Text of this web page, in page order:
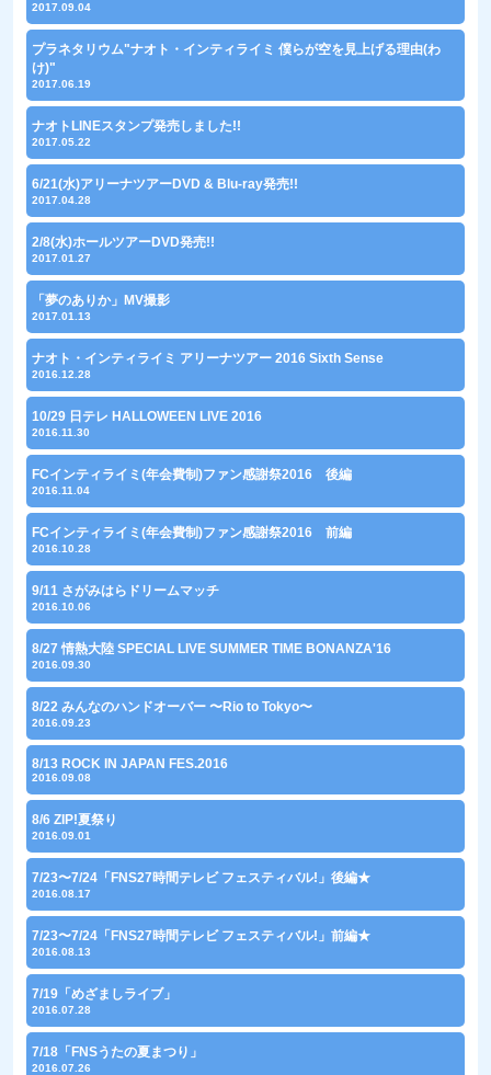
2017.09.04
プラネタリウム"ナオト・インティライミ 僕らが空を見上げる理由(わ
け)"
2017.06.19
ナオトLINEスタンプ発売しました!!
2017.05.22
6/21(水)アリーナツアーDVD & Blu-ray発売!!
2017.04.28
2/8(水)ホールツアーDVD発売!!
2017.01.27
「夢のありか」MV撮影
2017.01.13
ナオト・インティライミ アリーナツアー 2016 Sixth Sense
2016.12.28
10/29 日テレ HALLOWEEN LIVE 2016
2016.11.30
FCインティライミ(年会費制)ファン感謝祭2016 後編
2016.11.04
FCインティライミ(年会費制)ファン感謝祭2016 前編
2016.10.28
9/11 さがみはらドリームマッチ
2016.10.06
8/27 情熱大陸 SPECIAL LIVE SUMMER TIME BONANZA'16
2016.09.30
8/22 みんなのハンドオーバー 〜Rio to Tokyo〜
2016.09.23
8/13 ROCK IN JAPAN FES.2016
2016.09.08
8/6 ZIP!夏祭り
2016.09.01
7/23〜7/24「FNS27時間テレビ フェスティバル!」後編★
2016.08.17
7/23〜7/24「FNS27時間テレビ フェスティバル!」前編★
2016.08.13
7/19「めざましライブ」
2016.07.28
7/18「FNSうたの夏まつり」
2016.07.26